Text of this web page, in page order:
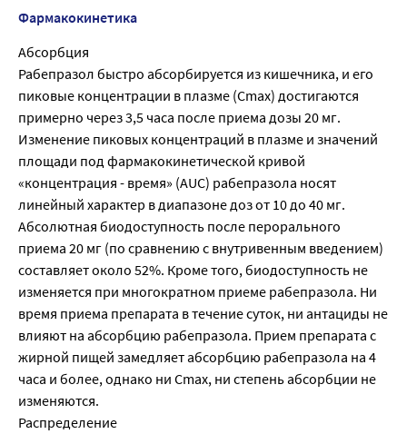
Фармакокинетика
Абсорбция
Рабепразол быстро абсорбируется из кишечника, и его
пиковые концентрации в плазме (Сmах) достигаются
примерно через 3,5 часа после приема дозы 20 мг.
Изменение пиковых концентраций в плазме и значений
площади под фармакокинетической кривой
«концентрация - время» (AUC) рабепразола носят
линейный характер в диапазоне доз от 10 до 40 мг.
Абсолютная биодоступность после перорального
приема 20 мг (по сравнению с внутривенным введением)
составляет около 52%. Кроме того, биодоступность не
изменяется при многократном приеме рабепразола. Ни
время приема препарата в течение суток, ни антациды не
влияют на абсорбцию рабепразола. Прием препарата с
жирной пищей замедляет абсорбцию рабепразола на 4
часа и более, однако ни Сmах, ни степень абсорбции не
изменяются.
Распределение